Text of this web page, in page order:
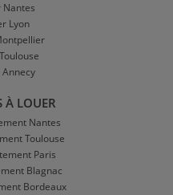
Lyon
À LOUER
Nantes
Toulouse
Paris
Blagnac
Bordeaux